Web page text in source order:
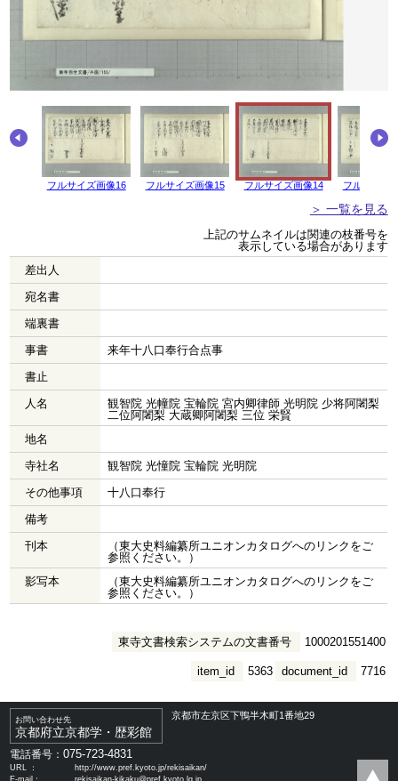
フルサイズ画像16 フルサイズ画像15 フルサイズ画像14 フルサイズ
＞ 一覧を見る
上記のサムネイルは関連の枝番号を
表示している場合があります
差出人
宛名書
端裏書
事書
来年十八口奉行合点事
書止
人名
観智院 光幢院 宝輪院 宮内卿律師 光明院 少将阿闍梨
二位阿闍梨 大蔵卿阿闍梨 三位 栄賢
地名
寺社名
観智院 光憧院 宝輪院 光明院
その他事項
十八口奉行
備考
刊本
（東大史料編纂所ユニオンカタログへのリンクをご
参照ください。）
影写本
（東大史料編纂所ユニオンカタログへのリンクをご
参照ください。）
東寺文書検索システムの文書番号 1000201551400
document_id 7716
item_id 5363
お問い合わせ先
京都府立京都学・歴彩館
京都市左京区下鴨半木町1番地29
電話番号：075-723-4831
URL ：
http://www.pref.kyoto.jp/rekisaikan/
E-mail：
rekisaikan-kikaku@pref.kyoto.lg.jp